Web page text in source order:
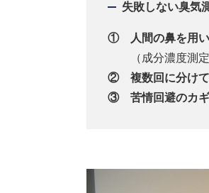
失敗しない臭気
① 人間の鼻を用い
（成分濃度測定/
② 複数回に分けて
③ 苦情回避のカギ